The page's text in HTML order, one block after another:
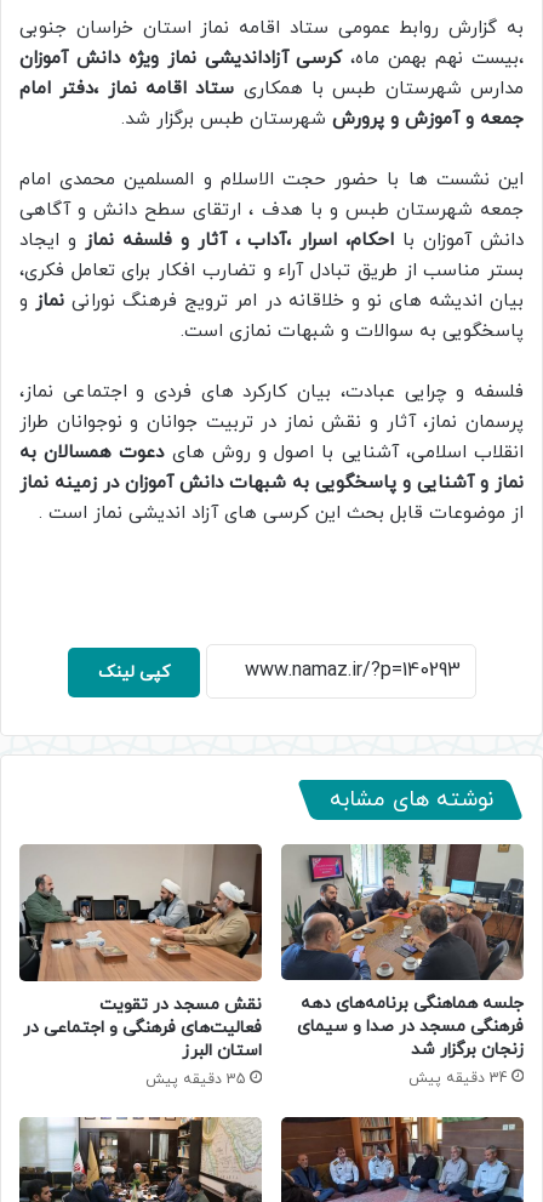
به گزارش روابط عمومی ستاد اقامه نماز استان خراسان جنوبی
،بیست نهم بهمن ماه،کرسی آزاداندیشی نماز ویژه دانش آموزان
مدارس شهرستان طبس با همکاری ستاد اقامه نماز ،دفتر امام
جمعه و آموزش و پرورش شهرستان طبس برگزار شد.
این نشست ها با حضور حجت الاسلام و المسلمین محمدی امام
جمعه شهرستان طبس و با هدف ، ارتقای سطح دانش و آگاهی
دانش آموزان با احکام، اسرار ،آداب ، آثار و فلسفه نماز و ایجاد
بستر مناسب از طریق تبادل آراء و تضارب افکار برای تعامل فکری،
بیان اندیشه های نو و خلاقانه در امر ترویج فرهنگ نورانینماز و
پاسخگویی به سوالات و شبهات نمازی است.
فلسفه و چرایی عبادت، بیان کارکرد های فردی و اجتماعی نماز،
پرسمان نماز، آثار و نقش نماز در تربیت جوانان و نوجوانان طراز
انقلاب اسلامی، آشنایی با اصول و روش هایدعوت همسالان به
نماز و آشنایی و پاسخگویی به شبهات دانش آموزان در زمینه نماز
از موضوعات قابل بحث این کرسی های آزاد اندیشی نماز است .
کپی لینک
نوشته های مشابه
جلسه هماهنگی برنامه‌های دهه
فرهنگی مسجد در صدا و سیمای
زنجان برگزار شد
34 دقیقه پیش
نقش مسجد در تقویت
فعالیت‌های فرهنگی و اجتماعی در
استان البرز
35 دقیقه پیش